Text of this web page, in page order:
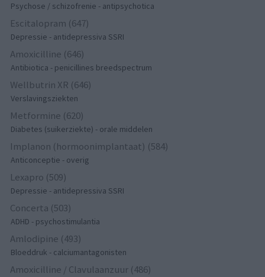
Psychose / schizofrenie - antipsychotica
Escitalopram (647)
Depressie - antidepressiva SSRI
Amoxicilline (646)
Antibiotica - penicillines breedspectrum
Wellbutrin XR (646)
Verslavingsziekten
Metformine (620)
Diabetes (suikerziekte) - orale middelen
Implanon (hormoonimplantaat) (584)
Anticonceptie - overig
Lexapro (509)
Depressie - antidepressiva SSRI
Concerta (503)
ADHD - psychostimulantia
Amlodipine (493)
Bloeddruk - calciumantagonisten
Amoxicilline / Clavulaanzuur (486)